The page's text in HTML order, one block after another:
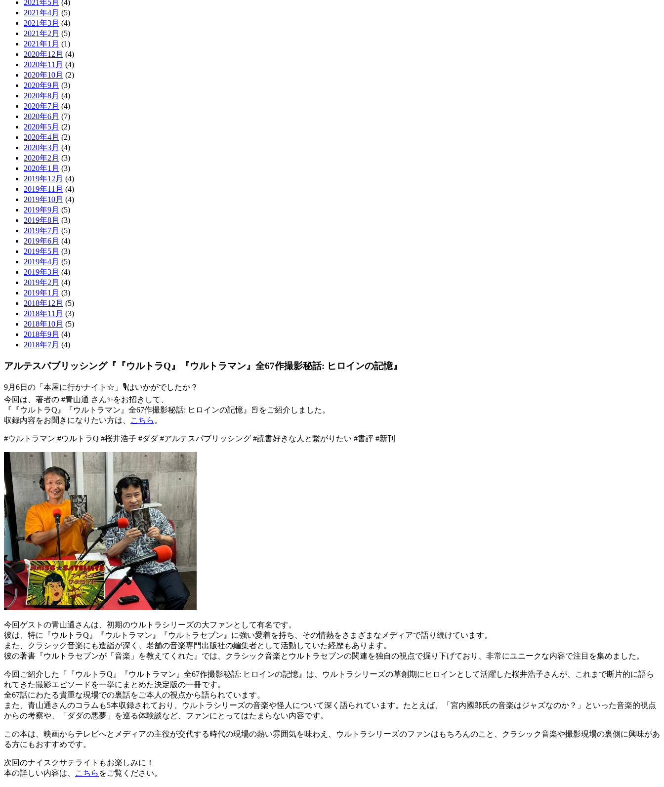
2021年5月 (4)
2021年4月 (5)
2021年3月 (4)
2021年2月 (5)
2021年1月 (1)
2020年12月 (4)
2020年11月 (4)
2020年10月 (2)
2020年9月 (3)
2020年8月 (4)
2020年7月 (4)
2020年6月 (7)
2020年5月 (2)
2020年4月 (2)
2020年3月 (4)
2020年2月 (3)
2020年1月 (3)
2019年12月 (4)
2019年11月 (4)
2019年10月 (4)
2019年9月 (5)
2019年8月 (3)
2019年7月 (5)
2019年6月 (4)
2019年5月 (3)
2019年4月 (5)
2019年3月 (4)
2019年2月 (4)
2019年1月 (3)
2018年12月 (5)
2018年11月 (3)
2018年10月 (5)
2018年9月 (4)
2018年7月 (4)
アルテスパブリッシング『『ウルトラQ』『ウルトラマン』全67作撮影秘話: ヒロインの記憶』
9月6日の「本屋に行かナイト☆」🎙はいかがでしたか？
今回は、著者の #青山通 さん✨をお招きして、
『『ウルトラQ』『ウルトラマン』全67作撮影秘話: ヒロインの記憶』📕をご紹介しました。
収録内容をお聞きになりたい方は、
こちら 。
#ウルトラマン #ウルトラQ #桜井浩子 #ダダ #アルテスパブリッシング #読書好きな人と繋がりたい #書評 #新刊
今回ゲストの青山通さんは、初期のウルトラシリーズの大ファンとして有名です。
彼は、特に『ウルトラQ』『ウルトラマン』『ウルトラセブン』に強い愛着を持ち、その情熱をさまざまなメディアで語り続けています。
また、クラシック音楽にも造詣が深く、老舗の音楽専門出版社の編集者として活動していた経歴もあります。
彼の著書『ウルトラセブンが「音楽」を教えてくれた』では、クラシック音楽とウルトラセブンの関連を独自の視点で掘り下げており、非常にユニークな内容で注目を集めました。
今回ご紹介した『『ウルトラQ』『ウルトラマン』全67作撮影秘話: ヒロインの記憶』は、ウルトラシリーズの草創期にヒロインとして活躍した桜井浩子さんが、これまで断片的に語ら
れてきた撮影エピソードを一挙にまとめた決定版の一冊です。
全67話にわたる貴重な現場での裏話をご本人の視点から語られています。
また、青山通さんのコラムも5本収録されており、ウルトラシリーズの音楽や怪人について深く語られています。たとえば、「宮内國郎氏の音楽はジャズなのか？」といった音楽的視点
からの考察や、「ダダの悪夢」を巡る体験談など、ファンにとってはたまらない内容です。
この本は、映画からテレビへとメディアの主役が交代する時代の現場の熱い雰囲気を味わえ、ウルトラシリーズのファンはもちろんのこと、クラシック音楽や撮影現場の裏側に興味があ
る方にもおすすめです。
次回のナイスクサテライトもお楽しみに！
本の詳しい内容は、
こちら をご覧ください。